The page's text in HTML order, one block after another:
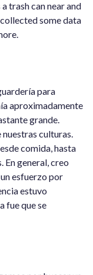
trash can near and
some data
para
aproximadamente
grande.
culturas.
comida, hasta
En general, creo
esfuerzo por
estuvo
fue que se